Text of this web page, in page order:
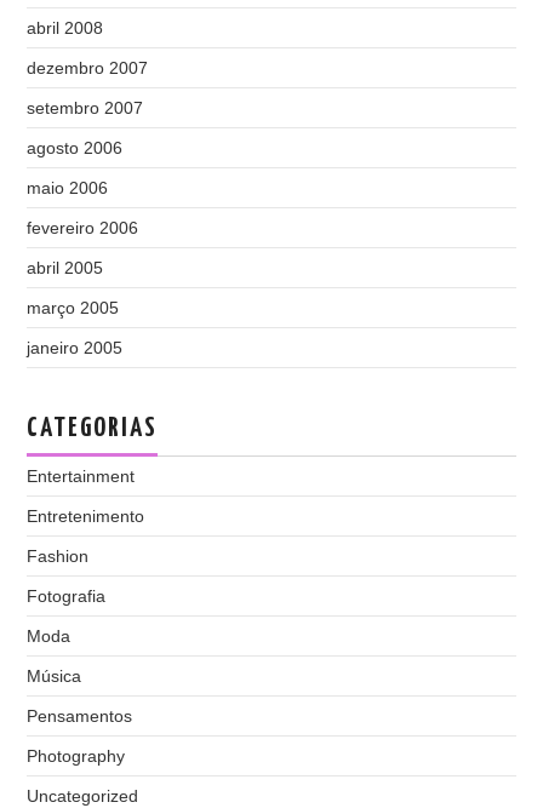
abril 2008
dezembro 2007
setembro 2007
agosto 2006
maio 2006
fevereiro 2006
abril 2005
março 2005
janeiro 2005
CATEGORIAS
Entertainment
Entretenimento
Fashion
Fotografia
Moda
Música
Pensamentos
Photography
Uncategorized